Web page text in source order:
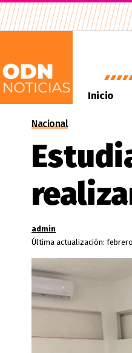
Inicio
Nacional
Última actualización: febrero
admin